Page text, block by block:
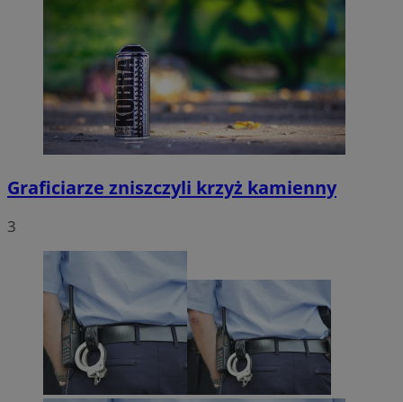
Graficiarze zniszczyli krzyż kamienny
3